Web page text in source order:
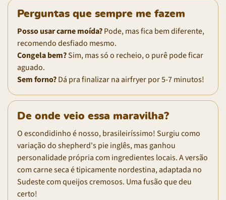
Perguntas que sempre me fazem
Posso usar carne moída?Pode, mas fica bem diferente,
recomendo desfiado mesmo.
Congela bem?Sim, mas só o recheio, o purê pode ficar
aguado.
Sem forno?Dá pra finalizar na airfryer por 5-7 minutos!
De onde veio essa maravilha?
O escondidinho é nosso, brasileiríssimo! Surgiu como
variação do shepherd's pie inglês, mas ganhou
personalidade própria com ingredientes locais. A versão
com carne seca é tipicamente nordestina, adaptada no
Sudeste com queijos cremosos. Uma fusão que deu
certo!